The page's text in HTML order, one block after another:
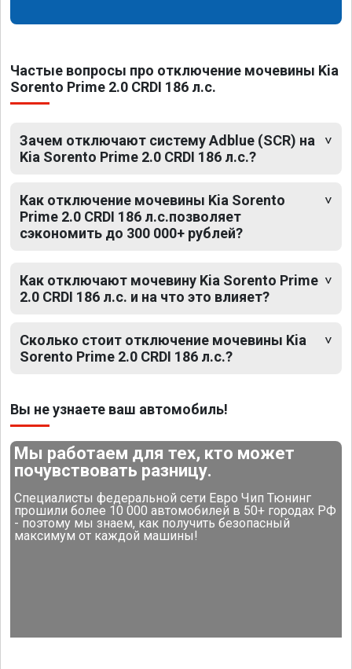
Частые вопросы про отключение мочевины Kia
Sorento Prime 2.0 CRDI 186 л.с.
Зачем отключают систему Adblue (SCR) на
Kia Sorento Prime 2.0 CRDI 186 л.с.?
Как отключение мочевины Kia Sorento
Prime 2.0 CRDI 186 л.с.позволяет
сэкономить до 300 000+ рублей?
Как отключают мочевину Kia Sorento Prime
2.0 CRDI 186 л.с. и на что это влияет?
Сколько стоит отключение мочевины Kia
Sorento Prime 2.0 CRDI 186 л.с.?
Вы не узнаете ваш автомобиль!
Мы работаем для тех, кто может
почувствовать разницу.
Специалисты федеральной сети Евро Чип Тюнинг
прошили более 10 000 автомобилей в 50+ городах РФ
- поэтому мы знаем, как получить безопасный
максимум от каждой машины!